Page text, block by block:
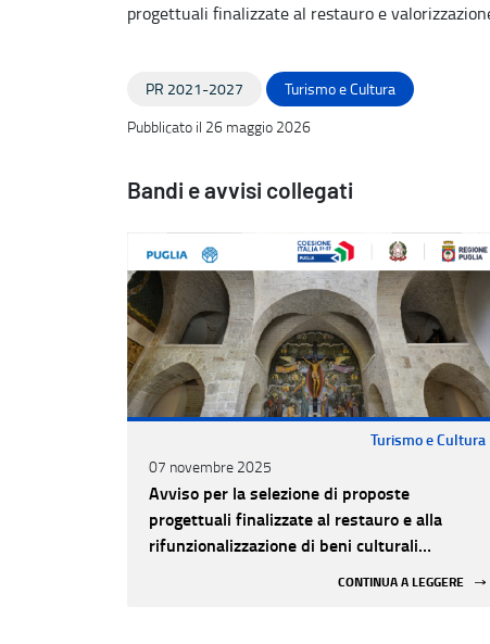
progettuali finalizzate al restauro e
PR 2021-2027
Turismo e Cultura
Pubblicato il 26 maggio 2026
Bandi e avvisi collegati
Turismo e Cultura
07 novembre 2025
Avviso per la selezione di proposte
progettuali finalizzate al restauro e alla
rifunzionalizzazione di beni culturali
CONTINUA A LEGGERE